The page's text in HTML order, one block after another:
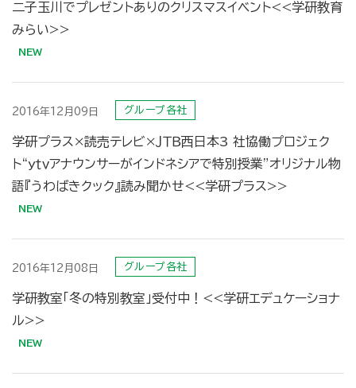
二子玉川でプレゼントありのクリスマスイベント<<学研教育
みらい>>
2016年12月09日 グループ各社
学研プラス×読売テレビ×ＪＴＢ西日本3 社協働プロジェク
ト“ｙｔｖアナウンサーがインドネシアで特別授業”オリジナル物
語『うわばきクック』読み聞かせ<<学研プラス>>
2016年12月08日 グループ各社
学研教室「冬の特別教室」受付中！<<学研エデュケーショナ
ル>>